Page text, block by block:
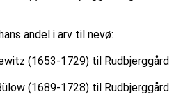
andel i arv til nevø:
(1653-1729) til Rudbjerggård
(1689-1728) til Rudbjerggård